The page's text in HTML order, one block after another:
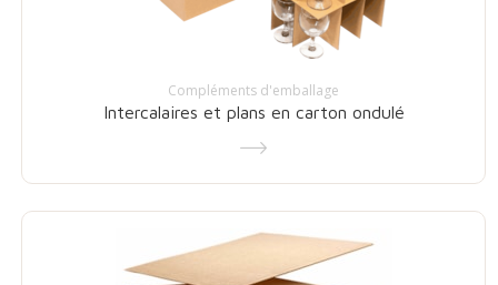
Compléments d'emballage
Intercalaires et plans en carton ondulé